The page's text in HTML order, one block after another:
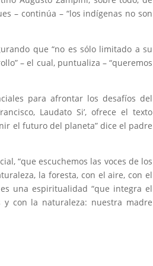
– continúa – “los indígenas no son
que “no es sólo limitado a su
– el cual, puntualiza – “queremos
para afrontar los desafíos del
Laudato Si’, ofrece el texto
el futuro del planeta” dice el padre
“que escuchemos las voces de los
la foresta, con el aire, con el
una espiritualidad “que integra el
con la naturaleza: nuestra madre